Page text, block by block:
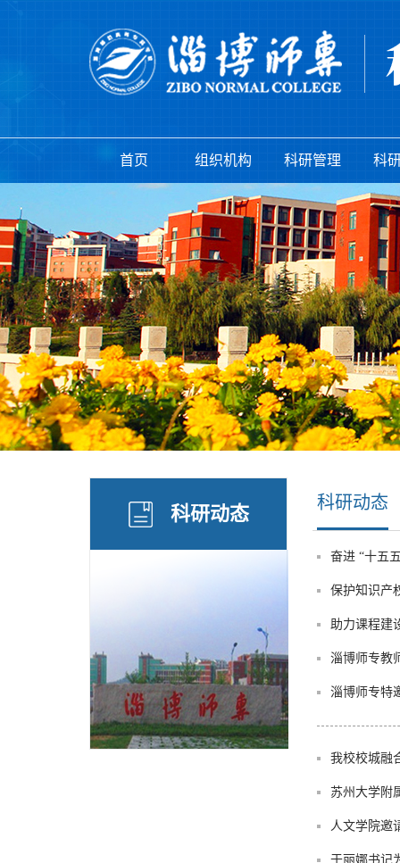
首页 组织机构 科研管理 科
科研动态 科研动态
奋进 “十五
保护知识产
助力课程建
淄博师专教
淄博师专特
我校校城融
苏州大学附
人文学院邀
于丽娜书记